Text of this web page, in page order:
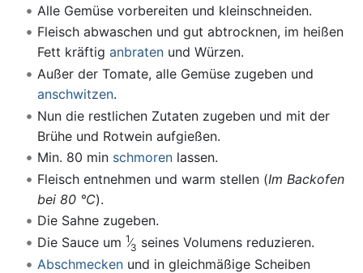
Alle Gemüse vorbereiten und kleinschneiden.
Fleisch abwaschen und gut abtrocknen, im heißen
Fett kräftig anbratenund Würzen.
Außer der Tomate, alle Gemüse zugeben und
anschwitzen.
Nun die restlichen Zutaten zugeben und mit der
Brühe und Rotwein aufgießen.
Min. 80 min schmorenlassen.
Fleisch entnehmen und warm stellen (Im Backofen
bei 80 °C).
Die Sahne zugeben.
Die Sauce um 1
3 seines Volumens reduzieren.
Abschmeckenund in gleichmäßige Scheiben